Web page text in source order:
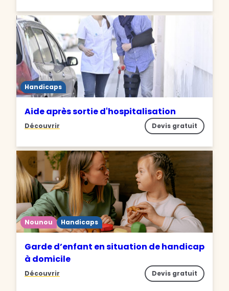
Handicaps
Aide après sortie d'hospitalisation
Découvrir Devis gratuit
Nounou Handicaps
Garde d’enfant en situation de handicap
à domicile
Découvrir Devis gratuit